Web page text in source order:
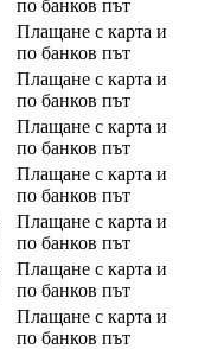
по банков път
Плащане с карта и
по банков път
Плащане с карта и
по банков път
Плащане с карта и
по банков път
Плащане с карта и
по банков път
Плащане с карта и
по банков път
Плащане с карта и
по банков път
Плащане с карта и
по банков път